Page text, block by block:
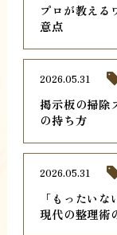
プロが教える
意点
掲示板の掃除
の持ち方
2026.05.31
「もったい
現代の整理術
2026.05.31